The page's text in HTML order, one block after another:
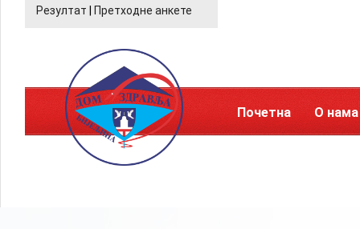
Резултат Претходне анкете
Почетна О нама